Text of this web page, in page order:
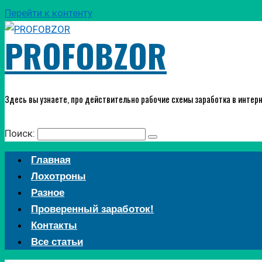
Перейти к контенту
PROFOBZOR
Здесь вы узнаете, про действительно рабочие схемы заработка в
Поиск:
Главная
Лохотроны
Разное
Проверенный заработок!
Контакты
Все статьи